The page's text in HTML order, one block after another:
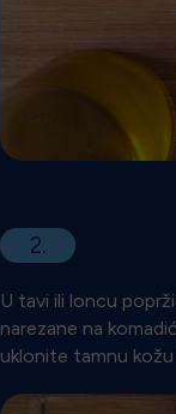
2.
U tavi ili loncu
narezane na
uklonite tamnu